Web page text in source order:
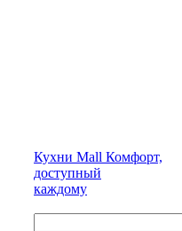
Кухни Mall Комфорт,
доступный
каждому